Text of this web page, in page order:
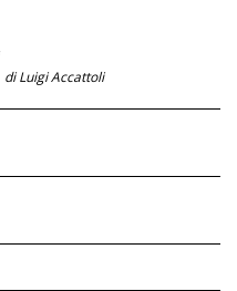
di Luigi Accattoli